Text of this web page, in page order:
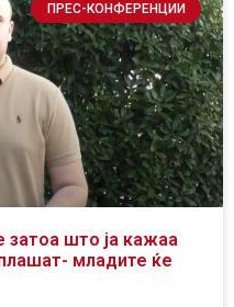
ПРЕС-КОНФЕРЕНЦИИ
затоа што ја кажаа
младите ќе